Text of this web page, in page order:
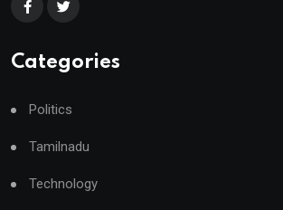
Categories
Politics
Tamilnadu
Technology